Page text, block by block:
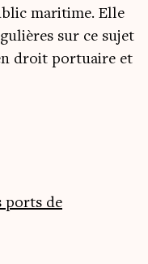
maritime. Elle
sur ce sujet
droit portuaire et
ports de